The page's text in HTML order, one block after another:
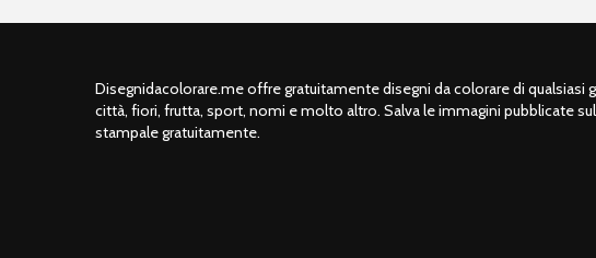
Disegnidacolorare.me offre gratuitamente disegni da colorare di qualsiasi
città, fiori, frutta, sport, nomi e molto altro. Salva le immagini pubblicate
stampale gratuitamente.